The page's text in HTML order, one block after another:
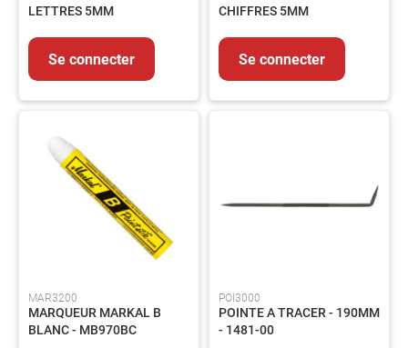
GRAISSES
PEINTURES
ET
REVETEMENTS
TRAITEMENT
PRODUITS
DE
DE
RECHANGE
LETTRES 5MM
Se connecter
CHIFFRES 5MM
Se connecter
MAR3200
MARQUEUR MARKAL B
BLANC - MB970BC
POI3000
POINTE A TRACER - 190MM
- 1481-00